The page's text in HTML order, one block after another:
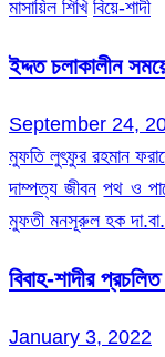
মাসায়িল শিখি বিয়ে-শাদী
ইদ্দত চলাকালীন
September 24,
মুফতি লুৎফুর রহমান
দাম্পত্য জীবন পথ ও
মুফতী মনসূরুল হক
বিবাহ-শাদীর
January 3, 2022